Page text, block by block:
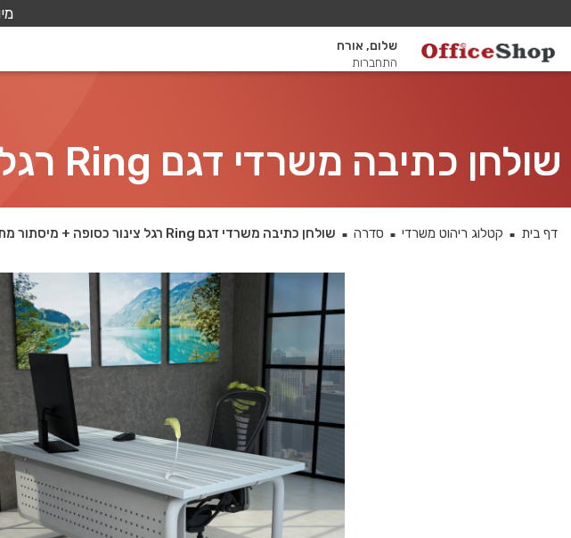
שלום, אורח
התחברות
שולחן כתיבה משרדי דגם Ring רגל צינור כסופה + מיסתור מתכת
דף בית ■ קטלוג ריהוט משרדי ■ סדרה ■ שולחן כתיבה משרדי דגם Ring רגל צינור כסופה + מיסתור מתכת